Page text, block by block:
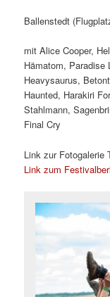
Ballenstedt
mit Alice Cooper,
Hämatom,
Heavysaurus,
Haunted, Harakiri
Stahlmann,
Final Cry
Link zur Fotogalerie
Link zum